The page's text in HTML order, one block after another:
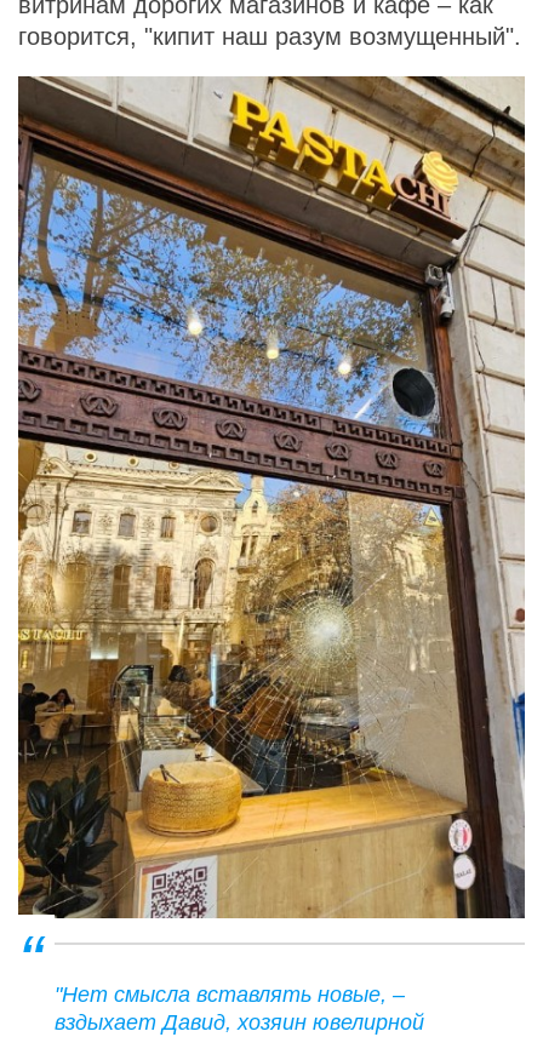
говорится, "кипит наш разум возмущенный".
"Нет смысла вставлять новые, –
вздыхает Давид, хозяин ювелирной